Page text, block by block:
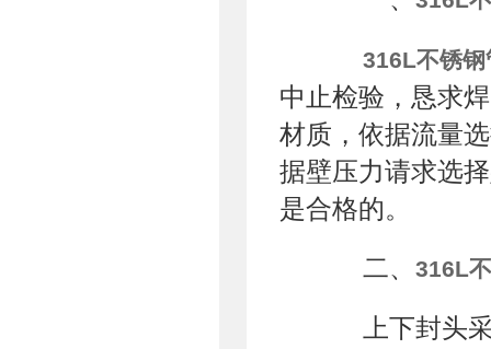
316L不锈钢
中止检验，恳求
材质，依据流量
据壁压力请求选
是合格的。
二、 316L
上下封头采